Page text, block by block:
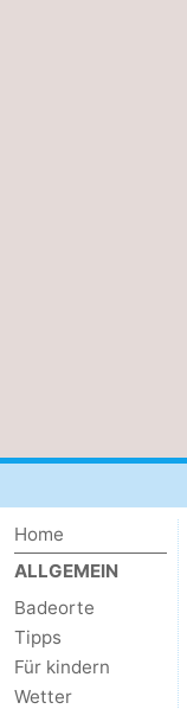
Home
ALLGEMEIN
Badeorte
Tipps
Für kindern
Wetter